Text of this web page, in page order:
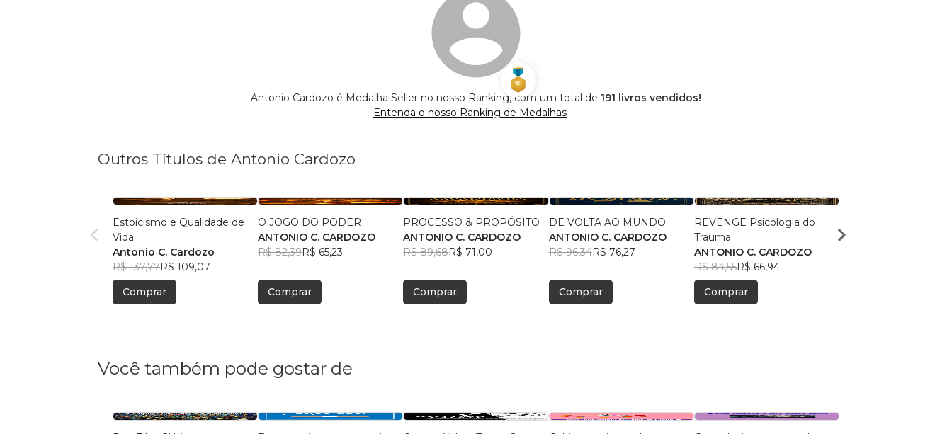
Antonio Cardozo é Medalha Seller no nosso Ranking, com um total de 191 livros vendidos!
Entenda o nosso Ranking de Medalhas
Outros Títulos de Antonio Cardozo
Estoicismo e Qualidade de
Vida
Antonio C. Cardozo
R$ 137,77R$ 109,07
Comprar
O JOGO DO PODER
ANTONIO C. CARDOZO
R$ 82,39R$ 65,23
Comprar
PROCESSO & PROPÓSITO
ANTONIO C. CARDOZO
R$ 89,68R$ 71,00
Comprar
DE VOLTA AO MUNDO
ANTONIO C. CARDOZO
R$ 96,34R$ 76,27
Comprar
REVENGE Psicologia do
Trauma
ANTONIO C. CARDOZO
R$ 84,55R$ 66,94
Comprar
ANTONIO C.
Você também pode gostar de